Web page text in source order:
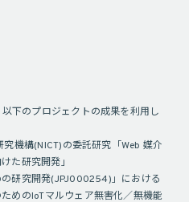
下のプロジェクトの成果を利用し
機構(NICT)の委託研究「Web 媒介
た研究開発」
研究開発(JPJ000254)」における
めのIoTマルウェア無害化／無機能